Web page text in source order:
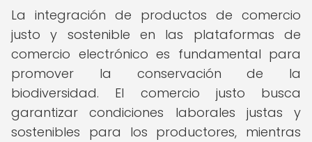
La integración de productos de comercio
justo y sostenible en las plataformas de
comercio electrónico es fundamental para
promover la conservación de la
biodiversidad. El comercio justo busca
garantizar condiciones laborales justas y
sostenibles para los productores, mientras